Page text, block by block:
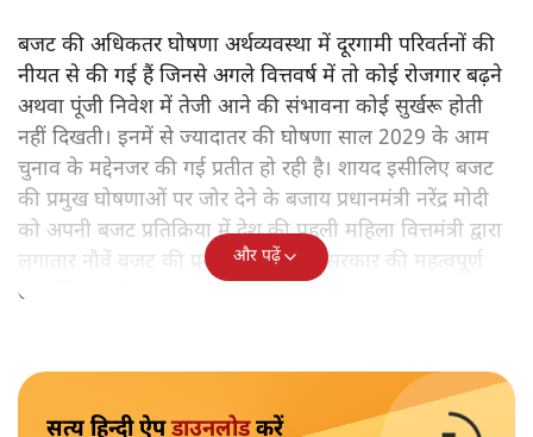
बजट की अधिकतर घोषणा अर्थव्यवस्था में दूरगामी परिवर्तनों की
नीयत से की गई हैं जिनसे अगले वित्तवर्ष में तो कोई रोजगार बढ़ने
अथवा पूंजी निवेश में तेजी आने की संभावना कोई सुर्खरू होती
नहीं दिखती। इनमें से ज्यादातर की घोषणा साल 2029 के आम
चुनाव के मद्देनजर की गई प्रतीत हो रही है। शायद इसीलिए बजट
की प्रमुख घोषणाओं पर जोर देने के बजाय प्रधानमंत्री नरेंद्र मोदी
को अपनी बजट प्रतिक्रिया में देश की पहली महिला वित्तमंत्री द्वारा
लगातार नौवें बजट की प्रस्तुति को अपनी सरकार की महत्वपूर्ण
उपलब्धि बताने पर मजबूर होना पड़ा।
और पढ़ें
सत्य हिन्दी ऐपडाउनलोडकरें